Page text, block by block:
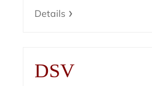
Details
DSV